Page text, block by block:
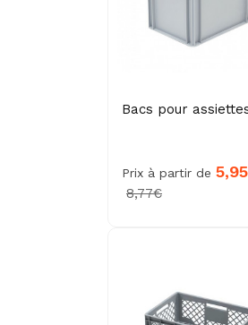
Bacs pour
Prix à partir de
8,77€